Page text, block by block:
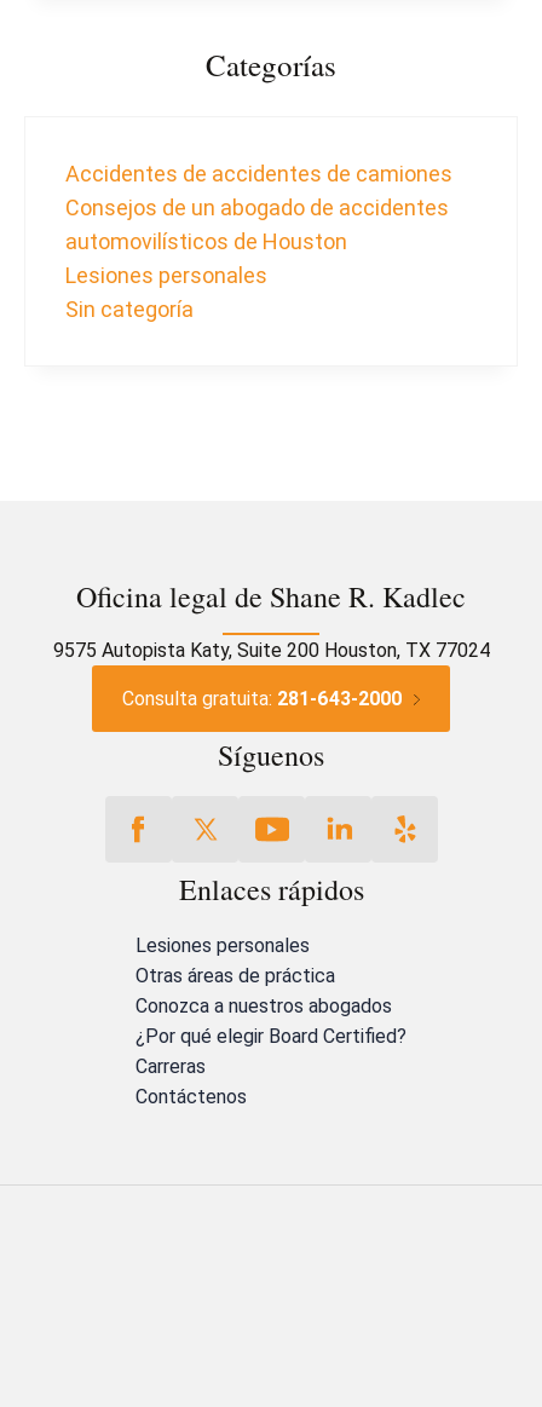
Categorías
Accidentes de accidentes de camiones
Consejos de un abogado de accidentes
automovilísticos de Houston
Lesiones personales
Sin categoría
Oficina legal de Shane R. Kadlec
9575 Autopista Katy, Suite 200 Houston, TX 77024
Consulta gratuita: 281-643-2000
Síguenos
Enlaces rápidos
Lesiones personales
Otras áreas de práctica
Conozca a nuestros abogados
¿Por qué elegir Board Certified?
Carreras
Contáctenos